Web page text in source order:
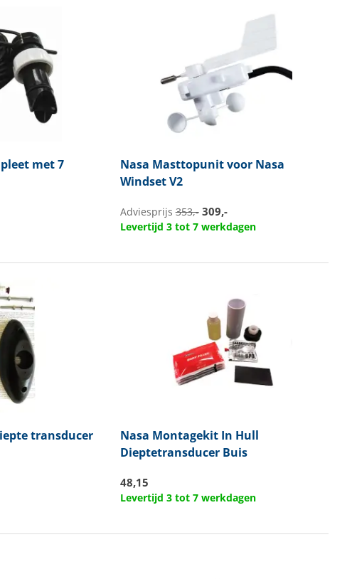
met 7
Nasa Masttopunit voor Nasa
Windset V2
Adviesprijs353,- 309,-
Levertijd 3 tot 7 werkdagen
transducer
Nasa Montagekit In Hull
Dieptetransducer Buis
48,15
Levertijd 3 tot 7 werkdagen